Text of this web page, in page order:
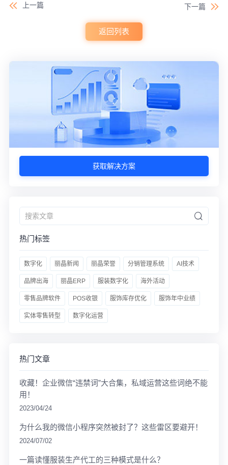
上一篇 下一篇
返回列表
获取解决方案
热门标签
数字化 丽晶新闻 丽晶荣誉 分销管理系统 AI技术
品牌出海 丽晶ERP 服装数字化 海外活动
零售品牌软件 POS收银 服饰库存优化 服饰年中业绩
实体零售转型 数字化运营
热门文章
收藏！企业微信“违禁词”大合集，私域运营这些词绝不能
用！
2023/04/24
为什么我的微信小程序突然被封了？这些雷区要避开！
2024/07/02
一篇读懂服装生产代工的三种模式是什么？